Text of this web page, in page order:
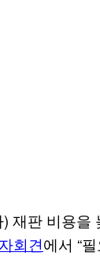
재판 비용
회견에서 “